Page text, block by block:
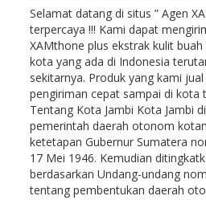
Selamat datang di situs ” Agen
terpercaya !!! Kami dapat
XAMthone plus ekstrak kulit
kota yang ada di Indonesia
sekitarnya. Produk yang kami
pengiriman cepat sampai di kota
Tentang Kota Jambi Kota Jambi
pemerintah daerah otonom
ketetapan Gubernur Sumatera
17 Mei 1946. Kemudian
berdasarkan Undang-undang
tentang pembentukan daerah